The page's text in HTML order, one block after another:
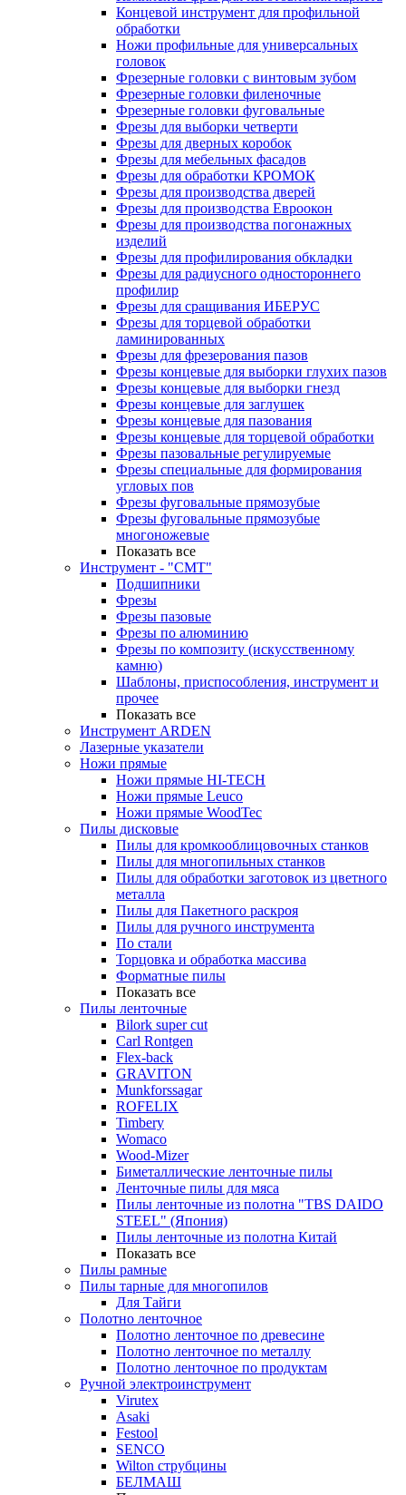
Концевой инструмент для профильной
обработки
Ножи профильные для универсальных
головок
Фрезерные головки с винтовым зубом
Фрезерные головки филеночные
Фрезерные головки фуговальные
Фрезы для выборки четверти
Фрезы для дверных коробок
Фрезы для мебельных фасадов
Фрезы для обработки КРОМОК
Фрезы для производства дверей
Фрезы для производства Евроокон
Фрезы для производства погонажных
изделий
Фрезы для профилирования обкладки
Фрезы для радиусного одностороннего
профилир
Фрезы для сращивания ИБЕРУС
Фрезы для торцевой обработки
ламинированных
Фрезы для фрезерования пазов
Фрезы концевые для выборки глухих пазов
Фрезы концевые для выборки гнезд
Фрезы концевые для заглушек
Фрезы концевые для пазования
Фрезы концевые для торцевой обработки
Фрезы пазовальные регулируемые
Фрезы специальные для формирования
угловых пов
Фрезы фуговальные прямозубые
Фрезы фуговальные прямозубые
многоножевые
Показать все
Инструмент - "СМТ"
Подшипники
Фрезы
Фрезы пазовые
Фрезы по алюминию
Фрезы по композиту (искусственному
камню)
Шаблоны, приспособления, инструмент и
прочее
Показать все
Инструмент ARDEN
Лазерные указатели
Ножи прямые
Ножи прямые HI-TECH
Ножи прямые Leuco
Ножи прямые WoodTec
Пилы дисковые
Пилы для кромкооблицовочных станков
Пилы для многопильных станков
Пилы для обработки заготовок из цветного
металла
Пилы для Пакетного раскроя
Пилы для ручного инструмента
По стали
Торцовка и обработка массива
Форматные пилы
Показать все
Пилы ленточные
Bilork super cut
Carl Rontgen
Flex-back
GRAVITON
Munkforssagar
ROFELIX
Timbery
Womaco
Wood-Mizer
Биметаллические ленточные пилы
Ленточные пилы для мяса
Пилы ленточные из полотна "TBS DAIDO
STEEL" (Япония)
Пилы ленточные из полотна Китай
Показать все
Пилы рамные
Пилы тарные для многопилов
Для Тайги
Полотно ленточное
Полотно ленточное по древесине
Полотно ленточное по металлу
Полотно ленточное по продуктам
Ручной электроинструмент
Virutex
Asaki
Festool
SENCO
Wilton струбцины
БЕЛМАШ